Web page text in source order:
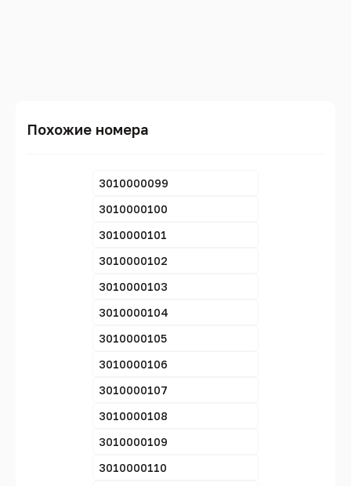
Похожие номера
3010000099
3010000100
3010000101
3010000102
3010000103
3010000104
3010000105
3010000106
3010000107
3010000108
3010000109
3010000110